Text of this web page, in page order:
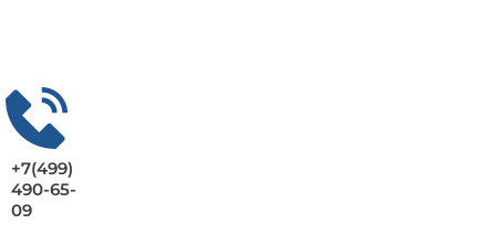
+7(499)
490-65-
09